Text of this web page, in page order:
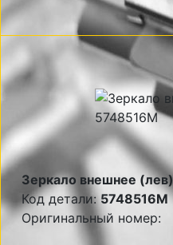
Зеркало внешнее (лев)
Код детали: 5748516M
Оригинальный номер: